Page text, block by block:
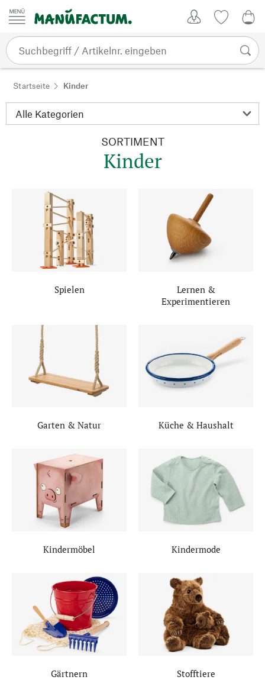
Zum Inhalt springen
Startseite Kinder
SORTIMENT
Kinder
Spielen
Lernen &
Experimentieren
Garten & Natur Küche & Haushalt
Kindermöbel Kindermode
Gärtnern Stofftiere